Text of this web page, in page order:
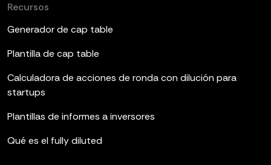
Recursos
Generador de cap table
Plantilla de cap table
Calculadora de acciones de ronda con dilución para
startups
Plantillas de informes a inversores
Qué es el fully diluted